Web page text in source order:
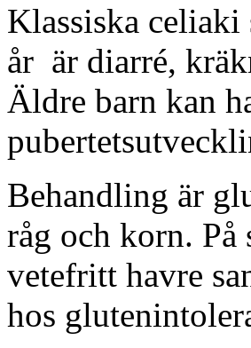
Klassiska celiaki
år är diarré,
Äldre barn kan
Behandling är
råg och korn. På
vetefritt havre
hos